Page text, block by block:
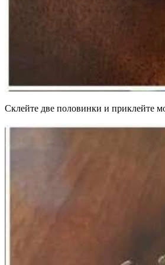
Склейте две половинки и приклейте